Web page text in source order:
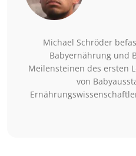
Michael Schröder
Babyernährung und
Meilensteinen des ersten
von